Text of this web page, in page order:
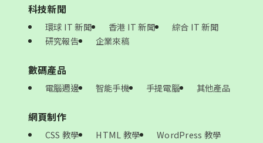
科技新聞
環球 IT 新聞 香港 IT 新聞
綜合 IT 新聞
研究報告
企業來稿
數碼產品
電腦週邊 智能手機 手提電腦 其他產品
網頁制作
CSS 教學 HTML 教學
WordPress 教學